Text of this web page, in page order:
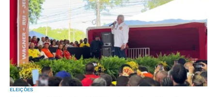
ELEIÇÕES